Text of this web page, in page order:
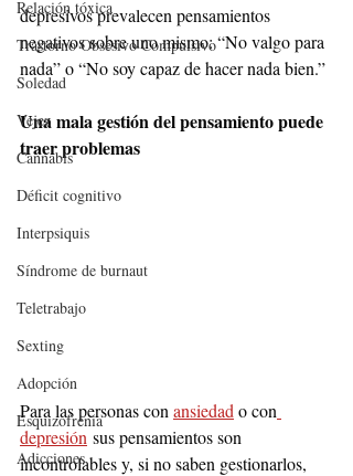
Relación tóxica
Trastorno Obsesivo Compulsivo
Soledad
Vejez
Cannabis
Déficit cognitivo
Interpsiquis
Síndrome de burnaut
Teletrabajo
Sexting
Adopción
Esquizofrenia
Adicciones
depresivos prevalecen pensamientos
negativos sobre uno mismo: “No valgo para
nada” o “No soy capaz de hacer nada bien.”
Una mala gestión del pensamiento puede
traer problemas
Para las personas con ansiedad o con
depresión sus pensamientos son
incontrolables y, si no saben gestionarlos,